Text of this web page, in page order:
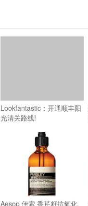
Lookfantastic：开通顺丰阳
光清关路线!
Aesop 伊索 香芹籽抗氧化